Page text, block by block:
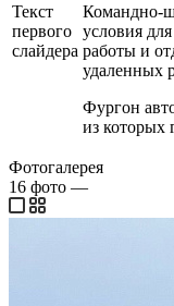
Текст
первого
слайдера
Командно-
условия
работы и
удаленных
Фургон
из которых
Фотогалерея
16 фото —